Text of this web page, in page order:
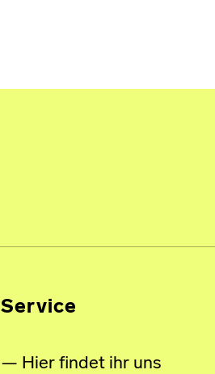
Service
Hier findet ihr uns